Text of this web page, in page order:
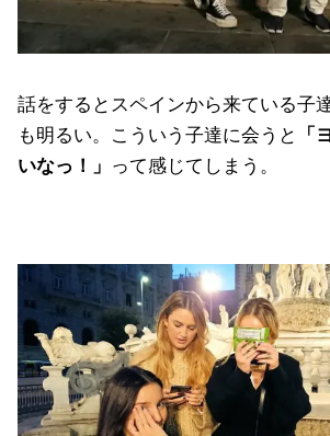
話をするとスペインから来ている子
も明るい。こういう子達に会うと
「
いなっ！」 って感じてしまう。